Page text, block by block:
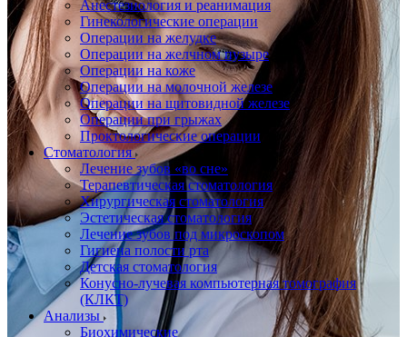
Анестезиология и реанимация
Гинекологические операции
Операции на желудке
Операции на желчном пузыре
Операции на коже
Операции на молочной железе
Операции на щитовидной железе
Операции при грыжах
Проктологические операции
Стоматология
Лечение зубов «во сне»
Терапевтическая стоматология
Хирургическая стоматология
Эстетическая стоматология
Лечение зубов под микроскопом
Гигиена полости рта
Детская стоматология
Конусно-лучевая компьютерная томография
(КЛКТ)
Анализы
Биохимические